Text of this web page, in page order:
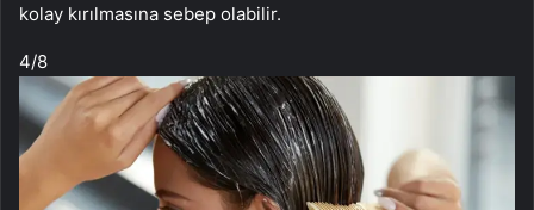
kolay kırılmasına sebep olabilir.
4/8